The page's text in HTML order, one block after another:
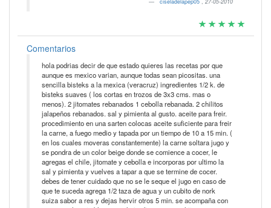
Comentarios
hola podrias decir de que estado quieres las recetas por que
aunque es mexico varian, aunque todas sean picositas. una
sencilla bisteks a la mexica (veracruz) ingredientes 1/2 k. de
bisteks suaves ( los cortas en trozos de 3x3 cms. mas o
menos). 2 jitomates rebanados 1 cebolla rebanada. 2 chilitos
jalapeños rebanados. sal y pimienta al gusto. aceite para freir.
procedimiento en una sarten colocas aceite suficiente para freir
la carne, a fuego medio y tapada por un tiempo de 10 a 15 min. (
en los cuales moveras constantemente) la carne soltara jugo y
se pondra de un color beige donde se comience a cocer, le
agregas el chile, jitomate y cebolla e incorporas por ultimo la
sal y pimienta y vuelves a tapar a que se termine de cocer.
debes de tener cuidado que no se le seque el jugo en caso de
que te suceda agrega 1/2 taza de agua y un cubito de nork
suiza sabor a res y dejas hervir otros 5 min. se acompaña con